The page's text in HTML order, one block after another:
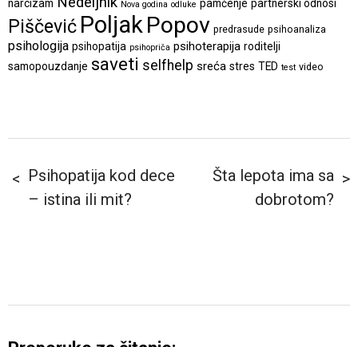
narcizam Nova godina odluke pamćenje partnerski odnosi
Piščević PoljakPopov predrasude psihoanaliza
psihologija psihopatija psihopriča psihoterapija roditelji
samopouzdanje saveti selfhelp sreća stres TED test video
Psihopatija kod dece
– istina ili mit?
Šta lepota ima sa
dobrotom?